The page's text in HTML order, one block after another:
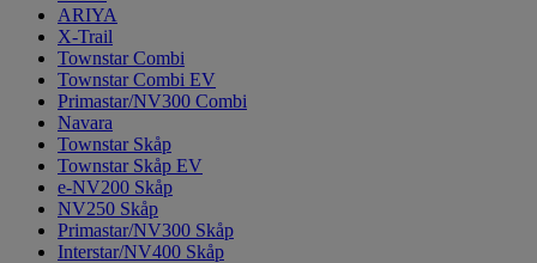
ARIYA
X-Trail
Townstar Combi
Townstar Combi EV
Primastar/NV300 Combi
Navara
Townstar Skåp
Townstar Skåp EV
e-NV200 Skåp
NV250 Skåp
Primastar/NV300 Skåp
Interstar/NV400 Skåp